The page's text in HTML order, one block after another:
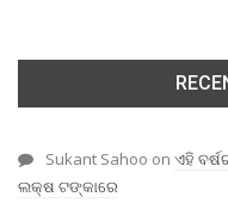
Sukant Sahoo on ଏହି
ଲକ୍ଷ ଟଙ୍କାରେ